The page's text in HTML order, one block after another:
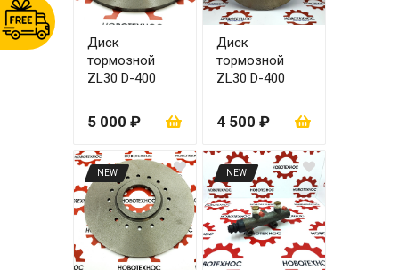
Диск
тормозной
ZL30 D-400
мм
5 000 ₽
Диск
тормозной
ZL30 D-400
4 500 ₽
NEW NEW